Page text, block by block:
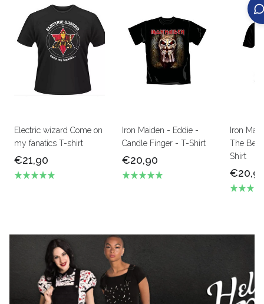
Electric wizard Come on
my fanatics T-shirt
€21,90
Iron Maiden - Eddie -
Candle Finger - T-Shirt
€20,90
Iron
The
Shirt